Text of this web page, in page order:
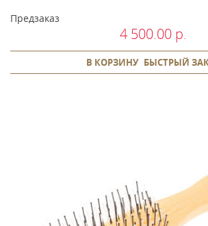
Предзаказ
4 500.00 р.
В КОРЗИНУ БЫСТРЫЙ